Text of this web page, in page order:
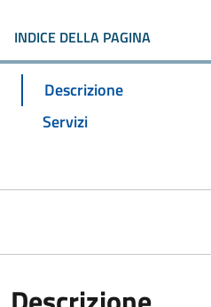
INDICE DELLA PAGINA
Descrizione
Servizi